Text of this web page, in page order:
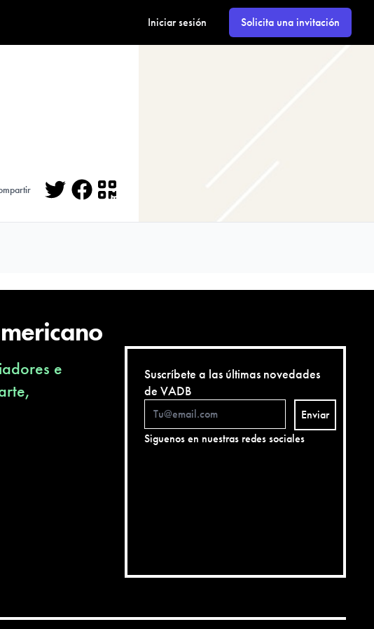
Iniciar sesión Solicita una invitación
e
Suscríbete a las últimas novedades
de VADB
Enviar
Siguenos en nuestras redes sociales